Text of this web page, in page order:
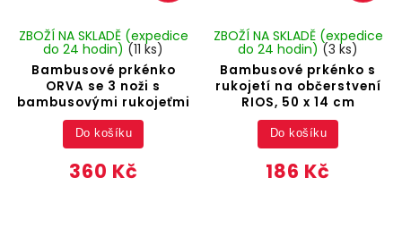
Bambusové prkénko
ORVA se 3 noži s
bambusovými rukojeťmi
ZBOŽÍ NA SKLADĚ (expedice
do 24 hodin) (11 ks)
360 Kč
Do košíku
Bambusové prkénko s
rukojetí na občerstvení
RIOS, 50 x 14 cm
ZBOŽÍ NA SKLADĚ (expedice
do 24 hodin) (3 ks)
186 Kč
Do košíku